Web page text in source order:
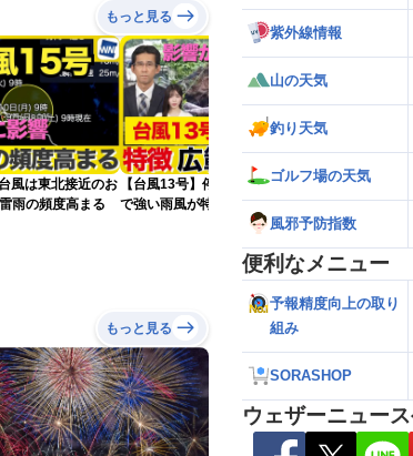
もっと見る
風は東北接近のお
雨の頻度高まる
【台風13号】停電や屋根損壊も 広範囲
で強い雨風が特徴の台風かつ動きも遅く
【ゲリ
本・東
もっと見る
紫外線情報
山の天気
釣り天気
ゴルフ場の天気
風邪予防指数
便利なメニュー
予報精度向上の取り
組み
SORASHOP
ウェザーニュー